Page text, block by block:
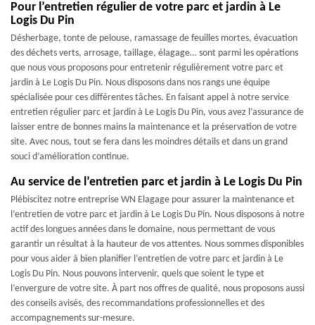
Pour l’entretien régulier de votre parc et jardin à Le
Logis Du Pin
Désherbage, tonte de pelouse, ramassage de feuilles mortes, évacuation
des déchets verts, arrosage, taillage, élagage… sont parmi les opérations
que nous vous proposons pour entretenir régulièrement votre parc et
jardin à Le Logis Du Pin. Nous disposons dans nos rangs une équipe
spécialisée pour ces différentes tâches. En faisant appel à notre service
entretien régulier parc et jardin à Le Logis Du Pin, vous avez l’assurance de
laisser entre de bonnes mains la maintenance et la préservation de votre
site. Avec nous, tout se fera dans les moindres détails et dans un grand
souci d’amélioration continue.
Au service de l’entretien parc et jardin à Le Logis Du Pin
Plébiscitez notre entreprise WN Elagage pour assurer la maintenance et
l’entretien de votre parc et jardin à Le Logis Du Pin. Nous disposons à notre
actif des longues années dans le domaine, nous permettant de vous
garantir un résultat à la hauteur de vos attentes. Nous sommes disponibles
pour vous aider à bien planifier l’entretien de votre parc et jardin à Le
Logis Du Pin. Nous pouvons intervenir, quels que soient le type et
l’envergure de votre site. À part nos offres de qualité, nous proposons aussi
des conseils avisés, des recommandations professionnelles et des
accompagnements sur-mesure.